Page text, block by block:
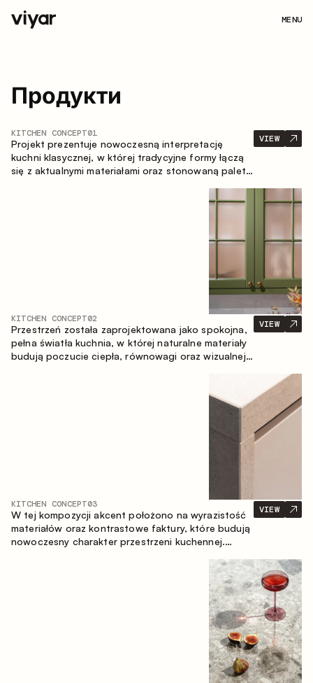
MENU
Продукти
KITCHEN CONCEPT01
Projekt prezentuje nowoczesną interpretację
kuchni klasycznej, w której tradycyjne formy łączą
się z aktualnymi materiałami oraz stonowaną paletą
kompozycja zabudowy tworzy komfortową i
VIEW
KITCHEN CONCEPT02
Przestrzeń została zaprojektowana jako spokojna,
pełna światła kuchnia, w której naturalne materiały
budują poczucie ciepła, równowagi oraz wizualnej
VIEW
KITCHEN CONCEPT03
W tej kompozycji akcent położono na wyrazistość
materiałów oraz kontrastowe faktury, które budują
nowoczesny charakter przestrzeni kuchennej.
nasyconą, taktylną kompozycję, w której każdy
VIEW